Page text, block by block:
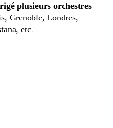
plusieurs orchestres
Grenoble, Londres,
etc.